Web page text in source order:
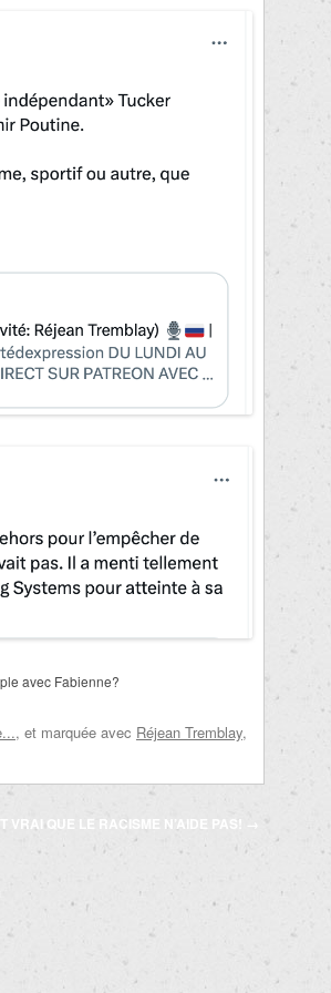
avec Fabienne?
, et marquée avec Réjean Tremblay,
VRAI QUE LE RACISME N’AIDE PAS! →